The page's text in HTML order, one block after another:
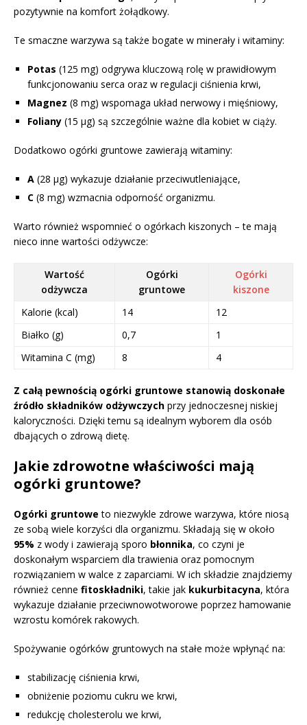
pozytywnie na komfort żołądkowy.
Te smaczne warzywa są także bogate w minerały i witaminy:
Potas (125 mg) odgrywa kluczową rolę w prawidłowym
funkcjonowaniu serca oraz w regulacji ciśnienia krwi,
Magnez (8 mg) wspomaga układ nerwowy i mięśniowy,
Foliany (15 µg) są szczególnie ważne dla kobiet w ciąży.
Dodatkowo ogórki gruntowe zawierają witaminy:
A (28 µg) wykazuje działanie przeciwutleniające,
C (8 mg) wzmacnia odporność organizmu.
Warto również wspomnieć o ogórkach kiszonych – te mają
nieco inne wartości odżywcze:
Wartość
odżywcza
Ogórki
gruntowe
Ogórki
kiszone
Kalorie (kcal)
14
12
Białko (g)
0,7
1
Witamina C (mg)
8 4
Z całą pewnością ogórki gruntowe stanowią doskonałe
źródło składników odżywczych przy jednoczesnej niskiej
kaloryczności. Dzięki temu są idealnym wyborem dla osób
dbających o zdrową dietę.
Jakie zdrowotne właściwości mają
ogórki gruntowe?
Ogórki gruntowe to niezwykle zdrowe warzywa, które niosą
ze sobą wiele korzyści dla organizmu. Składają się w około
95% z wody i zawierają sporo błonnika, co czyni je
doskonałym wsparciem dla trawienia oraz pomocnym
rozwiązaniem w walce z zaparciami. W ich składzie znajdziemy
również cenne fitoskładniki, takie jak kukurbitacyna, która
wykazuje działanie przeciwnowotworowe poprzez hamowanie
wzrostu komórek rakowych.
Spożywanie ogórków gruntowych na stałe może wpłynąć na:
stabilizację ciśnienia krwi,
obniżenie poziomu cukru we krwi,
redukcję cholesterolu we krwi,